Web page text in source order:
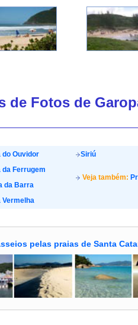
de Fotos de
do Ouvidor
Siriú
da Ferrugem
Veja também:
da Barra
Vermelha
pelas praias de Santa